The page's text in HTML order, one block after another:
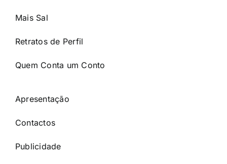
Mais Sal
Retratos de Perfil
Quem Conta um Conto
Apresentação
Contactos
Publicidade